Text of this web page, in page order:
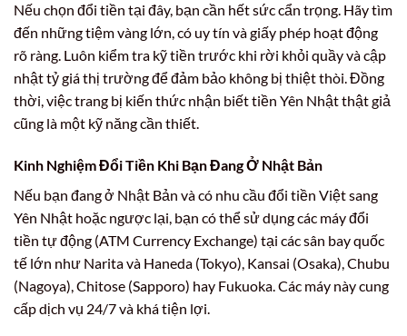
Nếu chọn đổi tiền tại đây, bạn cần hết sức cẩn trọng. Hãy tìm
đến những tiệm vàng lớn, có uy tín và giấy phép hoạt động
rõ ràng. Luôn kiểm tra kỹ tiền trước khi rời khỏi quầy và cập
nhật tỷ giá thị trường để đảm bảo không bị thiệt thòi. Đồng
thời, việc trang bị kiến thức nhận biết tiền Yên Nhật thật giả
cũng là một kỹ năng cần thiết.
Kinh Nghiệm Đổi Tiền Khi Bạn Đang Ở Nhật Bản
Nếu bạn đang ở Nhật Bản và có nhu cầu đổi tiền Việt sang
Yên Nhật hoặc ngược lại, bạn có thể sử dụng các máy đổi
tiền tự động (ATM Currency Exchange) tại các sân bay quốc
tế lớn như Narita và Haneda (Tokyo), Kansai (Osaka), Chubu
(Nagoya), Chitose (Sapporo) hay Fukuoka. Các máy này cung
cấp dịch vụ 24/7 và khá tiện lợi.